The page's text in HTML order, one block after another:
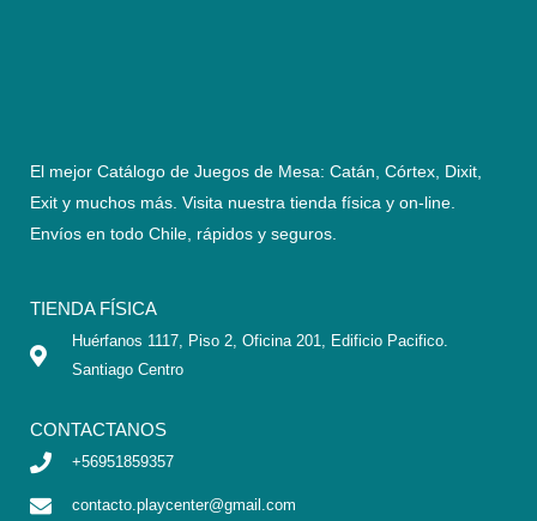
El mejor Catálogo de Juegos de Mesa: Catán, Córtex, Dixit,
Exit y muchos más. Visita nuestra tienda física y on-line.
Envíos en todo Chile, rápidos y seguros.
TIENDA FÍSICA
Huérfanos 1117, Piso 2, Oficina 201, Edificio Pacifico.
Santiago Centro
CONTACTANOS
+56951859357
contacto.playcenter@gmail.com